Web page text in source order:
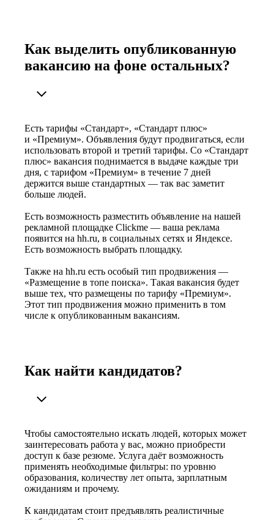
Как выделить опубликованную
вакансию на фоне остальных?
Есть тарифы «Стандарт», «Стандарт плюс»
и «Премиум». Объявления будут продвигаться, если
использовать второй и третий тарифы. Со «Стандарт
плюс» вакансия поднимается в выдаче каждые три
дня, с тарифом «Премиум» в течение 7 дней
держится выше стандартных — так вас заметит
больше людей.
Есть возможность разместить объявление на нашей
рекламной площадке Clickme — ваша реклама
появится на hh.ru, в социальных сетях и Яндексе.
Есть возможность выбрать площадку.
Также на hh.ru есть особый тип продвижения —
«Размещение в топе поиска». Такая вакансия будет
выше тех, что размещены по тарифу «Премиум».
Этот тип продвижения можно применить в том
числе к опубликованным вакансиям.
Как найти кандидатов?
Чтобы самостоятельно искать людей, которых может
заинтересовать работа у вас, можно приобрести
доступ к базе резюме. Услуга даёт возможность
применять необходимые фильтры: по уровню
образования, количеству лет опыта, зарплатным
ожиданиям и прочему.
К кандидатам стоит предъявлять реалистичные